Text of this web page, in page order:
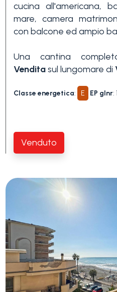
cucina all'americana,
mare, camera
con balcone ed ampio
Una cantina
Venditasul lungomare di
Classe energetica: E EP glnr:
Venduto